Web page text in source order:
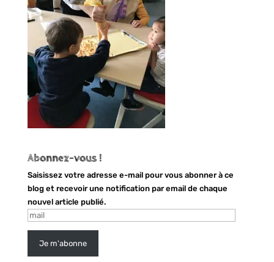
Abonnez-vous !
Saisissez votre adresse e-mail pour vous abonner à ce
blog et recevoir une notification par email de chaque
nouvel article publié.
mail
Je m'abonne